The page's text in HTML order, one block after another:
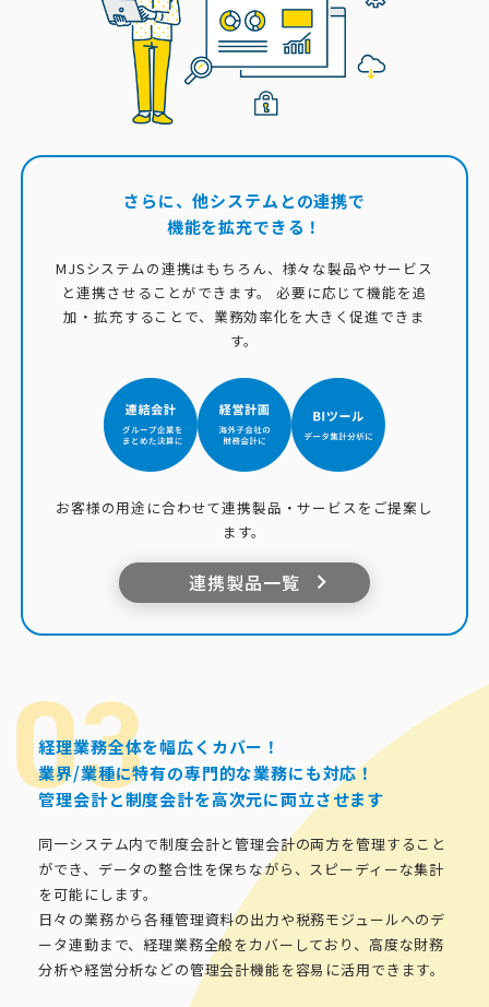
さらに、他システムとの連携で
機能を拡充できる！
MJSシステムの連携はもちろん、様々な製品やサービス
と連携させることができます。
必要に応じて機能を追
加・拡充することで、業務効率化を大きく促進できま
す。
お客様の用途に合わせて連携製品・サービスをご提案し
ます。
連携製品一覧
経理業務全体を幅広くカバー！
業界/業種に特有の専門的な業務にも対応！
管理会計と制度会計を高次元に両立させます
同一システム内で制度会計と管理会計の両方を管理すること
ができ、データの整合性を保ちながら、スピーディーな集計
を可能にします。
日々の業務から各種管理資料の出力や税務モジュールへのデ
ータ連動まで、経理業務全般をカバーしており、高度な財務
分析や経営分析などの管理会計機能を容易に活用できます。